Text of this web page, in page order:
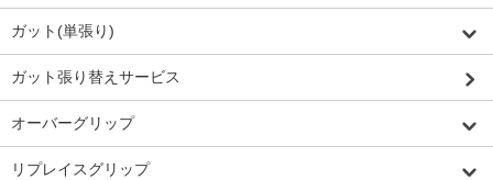
ガット(単張り)
ガット張り替えサービス
オーバーグリップ
リプレイスグリップ